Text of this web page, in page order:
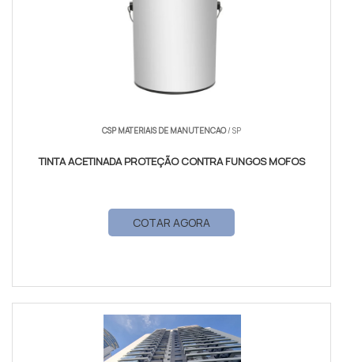
CSP MATERIAIS DE MANUTENCAO/ SP
TINTA ACETINADA PROTEÇÃO CONTRA FUNGOS MOFOS
COTAR AGORA